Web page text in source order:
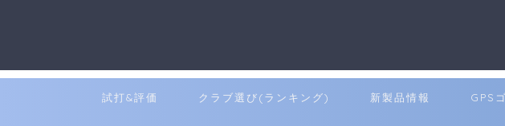
試打&評価 クラブ選び(ランキング) 新製品情報 GPS